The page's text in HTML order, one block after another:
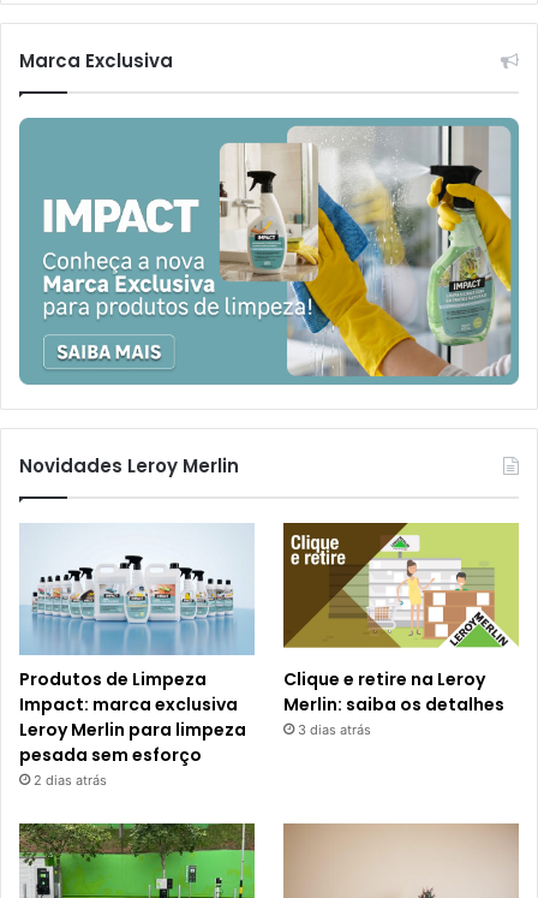
Marca Exclusiva
Novidades Leroy Merlin
Produtos de Limpeza
Impact: marca exclusiva
Leroy Merlin para limpeza
pesada sem esforço
2 dias atrás
Clique e retire na Leroy
Merlin: saiba os detalhes
3 dias atrás